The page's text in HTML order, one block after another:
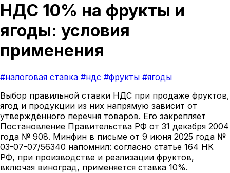
НДС 10% на фрукты и
ягоды: условия
применения
#налоговая ставка #ндс #фрукты #ягоды
Выбор правильной ставки НДС при продаже фруктов,
ягод и продукции из них напрямую зависит от
утверждённого перечня товаров. Его закрепляет
Постановление Правительства РФ от 31 декабря 2004
года № 908. Минфин в письме от 9 июня 2025 года №
03-07-07/56340 напомнил: согласно статье 164 НК
РФ, при производстве и реализации фруктов,
включая виноград, применяется ставка 10%.